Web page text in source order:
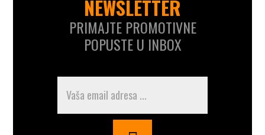
NEWSLETTER
PRIMAJTE PROMOTIVNE
POPUSTE U INBOX